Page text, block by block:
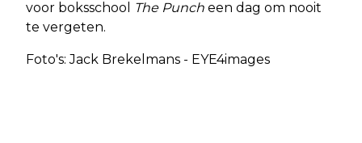
voor boksschool
The Punch een dag om nooit
te vergeten.
Foto's: Jack Brekelmans - EYE4images